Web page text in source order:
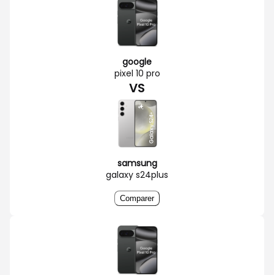
google
pixel 10 pro
VS
samsung
galaxy s24plus
Comparer